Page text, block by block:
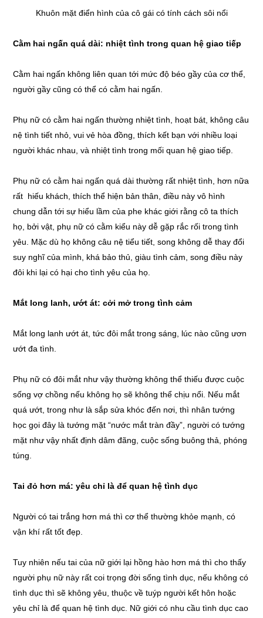
Khuôn mặt điển hình của cô gái có tính cách sôi nổi
Cằm hai ngấn quá dài: nhiệt tình trong quan hệ giao tiếp
Cằm hai ngấn không liên quan tới mức độ béo gầy của cơ thể,
người gầy cũng có thể có cằm hai ngấn.
Phụ nữ có cằm hai ngấn thường nhiệt tình, hoạt bát, không câu
nệ tình tiết nhỏ, vui vẻ hòa đồng, thích kết bạn với nhiều loại
người khác nhau, và nhiệt tình trong mối quan hệ giao tiếp.
Phụ nữ có cằm hai ngấn quá dài thường rất nhiệt tình, hơn nữa
rất hiếu khách, thích thể hiện bản thân, điều này vô hình
chung dẫn tới sự hiểu lầm của phe khác giới rằng cô ta thích
họ, bởi vật, phụ nữ có cằm kiểu này dễ gặp rắc rối trong tình
yêu. Mặc dù họ không câu nệ tiểu tiết, song không dễ thay đổi
suy nghĩ của mình, khá bảo thủ, giàu tình cảm, song điều này
đôi khi lại có hại cho tình yêu của họ.
Mắt long lanh, ướt át: cởi mở trong tình cảm
Mắt long lanh ướt át, tức đôi mắt trong sáng, lúc nào cũng ươn
ướt đa tình.
Phụ nữ có đôi mắt như vậy thường không thể thiếu được cuộc
sống vợ chồng nếu không họ sẽ không thể chịu nổi. Nếu mắt
quá ướt, trong như là sắp sửa khóc đến nơi, thì nhân tướng
học gọi đây là tướng mặt “nước mắt tràn đầy”, người có tướng
mặt như vậy nhất định dâm đãng, cuộc sống buông thả, phóng
túng.
Tai đỏ hơn má: yêu chỉ là để quan hệ tình dục
Người có tai trắng hơn má thì cơ thể thường khỏe mạnh, có
vận khí rất tốt đẹp.
Tuy nhiên nếu tai của nữ giới lại hồng hào hơn má thì cho thấy
người phụ nữ này rất coi trọng đời sống tình dục, nếu không có
tình dục thì sẽ không yêu, thuộc về tuýp người kết hôn hoặc
yêu chỉ là để quan hệ tình dục. Nữ giới có nhu cầu tình dục cao